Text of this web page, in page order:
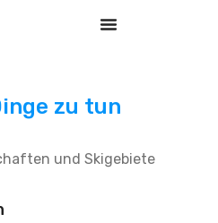
zu tun
und Skigebiete